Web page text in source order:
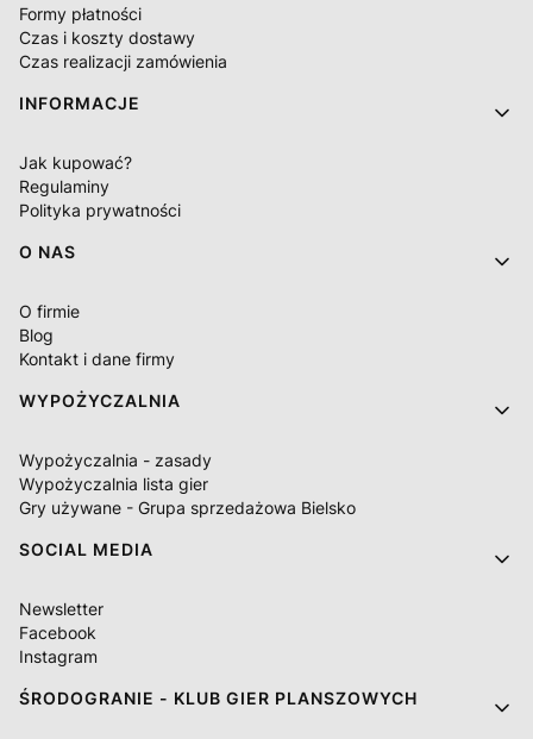
Formy płatności
Czas i koszty dostawy
Czas realizacji zamówienia
INFORMACJE
Jak kupować?
Regulaminy
Polityka prywatności
O NAS
O firmie
Blog
Kontakt i dane firmy
WYPOŻYCZALNIA
Wypożyczalnia - zasady
Wypożyczalnia lista gier
Gry używane - Grupa sprzedażowa Bielsko
SOCIAL MEDIA
Newsletter
Facebook
Instagram
ŚRODOGRANIE - KLUB GIER PLANSZOWYCH